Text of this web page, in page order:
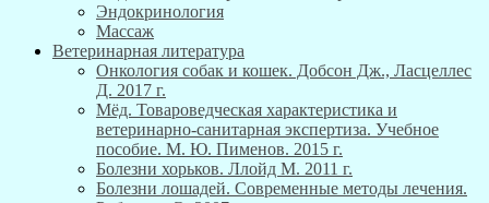
Эндокринология
Массаж
Ветеринарная литература
Онкология собак и кошек. Добсон Дж., Ласцеллес
Д. 2017 г.
Мёд. Товароведческая характеристика и
ветеринарно-санитарная экспертиза. Учебное
пособие. М. Ю. Пименов. 2015 г.
Болезни хорьков. Ллойд М. 2011 г.
Болезни лошадей. Современные методы лечения.